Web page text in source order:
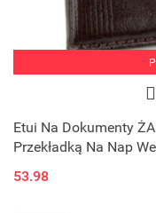
Etui Na Dokumenty
Przekładką Na Nap
53.98